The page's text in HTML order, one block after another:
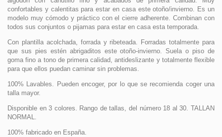
confortables y calentitas para estar en casa este otoño/invierno. Es un
modelo muy cómodo y práctico con el cierre adherente. Combinan con
todos sus conjuntos o pijamas para estar en casa esta temporada.
Con plantilla acolchada, forrada y ribeteada. Forradas totalmente para
que sus pies estén abrigaditos este otoño-invierno. Suela o piso de
goma fino a tono de primera calidad, antideslizante y totalmente flexible
para que ellos puedan caminar sin problemas.
100% Lavables. Pueden encoger, por lo que se recomienda coger una
talla mayor.
Disponible en 3 colores. Rango de tallas, del número 18 al 30. TALLAN
NORMAL.
100% fabricado en España.